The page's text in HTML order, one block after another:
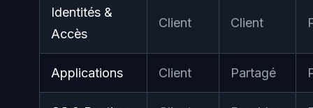
Identités &
Accès
Client Client
Applications Client Partagé